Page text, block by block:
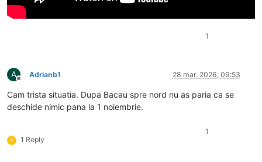
1
A
Deconectat
Adrianb1 28 mar. 2026, 09:53
Cam trista situatia. Dupa Bacau spre nord nu as paria ca se
deschide nimic pana la 1 noiembrie.
V 1 Reply
1